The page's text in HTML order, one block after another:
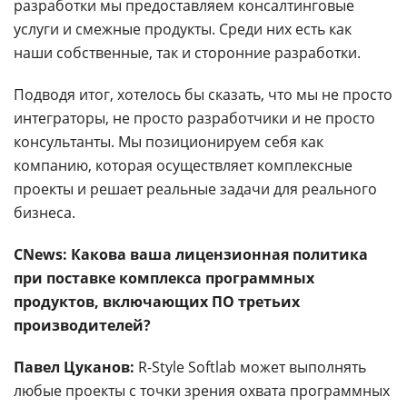
разработки мы предоставляем консалтинговые
услуги и смежные продукты. Среди них есть как
наши собственные, так и сторонние разработки.
Подводя итог, хотелось бы сказать, что мы не просто
интеграторы, не просто разработчики и не просто
консультанты. Мы позиционируем себя как
компанию, которая осуществляет комплексные
проекты и решает реальные задачи для реального
бизнеса.
CNews: Какова ваша лицензионная политика
при поставке комплекса программных
продуктов, включающих ПО третьих
производителей?
Павел Цуканов: R-Style Softlab может выполнять
любые проекты с точки зрения охвата программных